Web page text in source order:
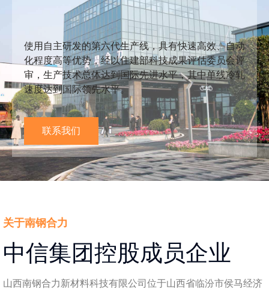
使用自主研发的第六代生产线，具有快速高效、自动
化程度高等优势，经以住建部科技成果评估委员会评
审，生产技术总体达到国际先进水平，其中单线冷轧
速度达到国际领先水平。
联系我们
关于南钢合力
中信集团控股成员企业
山西南钢合力新材料科技有限公司位于山西省临汾市侯马经济